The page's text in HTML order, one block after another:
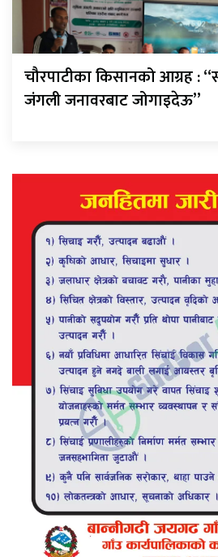
चौरपाटीका किसानको आग्रह :
जंगली जनावरबाट जोगाइदेऊ”